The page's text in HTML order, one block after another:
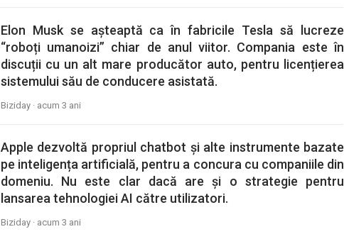
Elon Musk se așteaptă ca în fabricile Tesla să lucreze
“roboți umanoizi” chiar de anul viitor. Compania este în
discuții cu un alt mare producător auto, pentru licențierea
sistemului său de conducere asistată.
Biziday · acum 3 ani
Apple dezvoltă propriul chatbot și alte instrumente bazate
pe inteligența artificială, pentru a concura cu companiile din
domeniu. Nu este clar dacă are și o strategie pentru
lansarea tehnologiei AI către utilizatori.
Biziday · acum 3 ani